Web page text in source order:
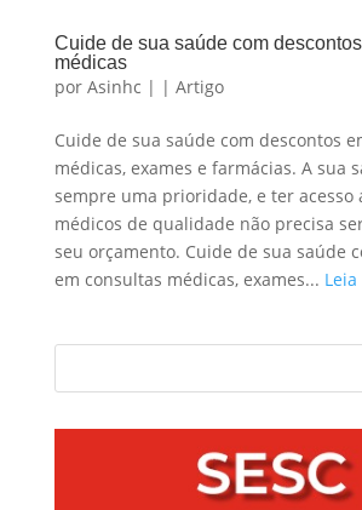
Cuide de sua saúde com
médicas
por Asinhc | | Artigo
Cuide de sua saúde com descontos
médicas, exames e farmácias. A sua
sempre uma prioridade, e ter acesso
médicos de qualidade não precisa
seu orçamento. Cuide de sua saúde
em consultas médicas, exames...